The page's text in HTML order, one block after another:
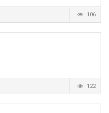
106
122